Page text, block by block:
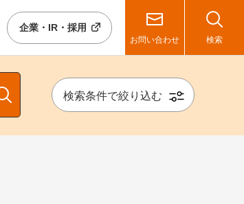
企業・IR・採用
お問い合わせ 検索
検索条件で絞り込む